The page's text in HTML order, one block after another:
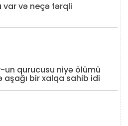
var və neçə fərqli
un qurucusu niyə ölümü
aşağı bir xalqa sahib idi